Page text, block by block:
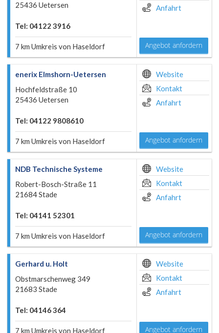
25436 Uetersen
Tel: 04122 3916
7 km Umkreis von Haseldorf
Anfahrt
Angebot anfordern
enerix Elmshorn-Uetersen
Hochfeldstraße 10
25436 Uetersen
Tel: 04122 9808610
7 km Umkreis von Haseldorf
Website
Kontakt
Anfahrt
Angebot anfordern
NDB Technische Systeme
Robert-Bosch-Straße 11
21684 Stade
Tel: 04141 52301
7 km Umkreis von Haseldorf
Website
Kontakt
Anfahrt
Angebot anfordern
Gerhard u. Holt
Obstmarschenweg 349
21683 Stade
Tel: 04146 364
7 km Umkreis von Haseldorf
Website
Kontakt
Anfahrt
Angebot anfordern